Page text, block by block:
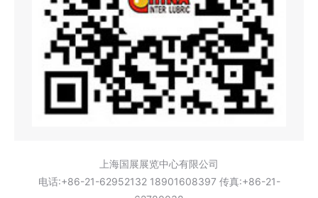
上海国展展览中心有限公司
电话:+86-21-62952132 18901608397 传真:+86-21-